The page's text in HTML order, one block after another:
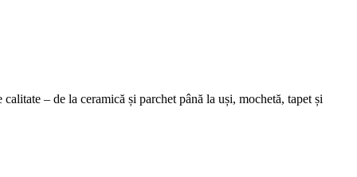
– de la ceramică și parchet până la uși, mochetă, tapet și